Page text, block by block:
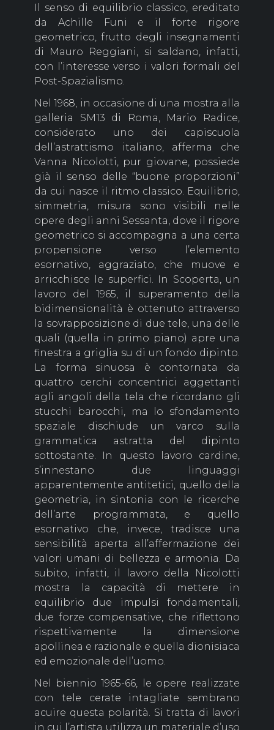
Il senso di equilibrio classico, ereditato
da Achille Funi e il forte rigore
geometrico, frutto degli insegnamenti
di Mauro Reggiani, si saldano, infatti,
con l’interesse verso i valori formali del
Post-Spazialismo.
Nel 1968, in occasione di una mostra alla
galleria SM13 di Roma, Mario Radice,
considerato uno dei capiscuola
dell’astrattismo italiano, afferma che
Vanna Nicolotti, pur giovane, possiede
già il senso delle “buone proporzioni”
da cui nasce il ritmo classico. Equilibrio,
simmetria, misura sono visibili nelle
opere degli anni Sessanta, dove il rigore
geometrico si accompagna a una certa
propensione verso l’elemento
esornativo, aggraziato, che muove e
arricchisce le superfici. In Scoperta, un
lavoro del 1965, il superamento della
bidimensionalità è ottenuto attraverso
la sovrapposizione di due tele, una delle
quali (quella in primo piano) apre una
finestra a griglia su di un fondo dipinto.
La forma sinuosa è contornata da
quattro cerchi concentrici aggettanti
agli angoli della tela che ricordano gli
stucchi barocchi, ma lo sfondamento
spaziale dischiude un varco sulla
grammatica astratta del dipinto
sottostante. In questo lavoro cardine,
s’innestano due linguaggi
apparentemente antitetici, quello della
geometria, in sintonia con le ricerche
dell’arte programmata, e quello
esornativo che, invece, tradisce una
sensibilità aperta all’affermazione dei
valori umani di bellezza e armonia. Da
subito, infatti, il lavoro della Nicolotti
mostra la capacità di mettere in
equilibrio due impulsi fondamentali,
due forze compensative, che riflettono
rispettivamente la dimensione
apollinea e razionale e quella dionisiaca
ed emozionale dell’uomo.
Nel biennio 1965-66, le opere realizzate
con tele cerate intagliate sembrano
acuire questa polarità. Si tratta di lavori
in cui l’artista utilizza un materiale d’uso